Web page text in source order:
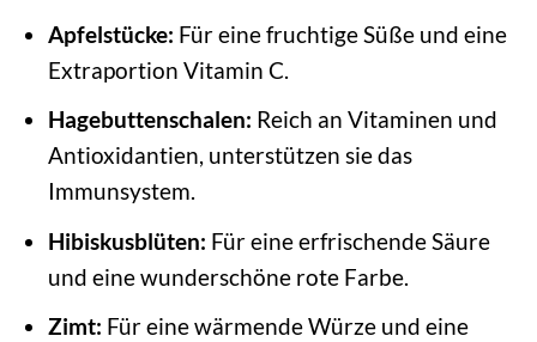
Apfelstücke: Für eine fruchtige Süße und eine
Extraportion Vitamin C.
Hagebuttenschalen: Reich an Vitaminen und
Antioxidantien, unterstützen sie das
Immunsystem.
Hibiskusblüten: Für eine erfrischende Säure
und eine wunderschöne rote Farbe.
Zimt: Für eine wärmende Würze und eine